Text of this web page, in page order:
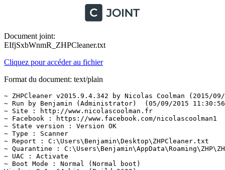
Document joint:
EIfjSxbWnmR_ZHPCleaner.txt
Cliquez pour accéder au fichier
Format du document: text/plain
~ ZHPCleaner v2015.9.4.342 by Nicolas Coolman (2015/
~ Run by Benjamin (Administrator)  (05/09/2015
~ Site : http://www.nicolascoolman.fr
~ Facebook : https://www.facebook.com/nicolascoolman1
~ State version : Version OK
~ Type : Scanner
~ Report : C:\Users\Benjamin\Desktop\ZHPCleaner.txt
~ Quarantine :
~ UAC : Activate
~ Boot Mode : Normal (Normal boot)